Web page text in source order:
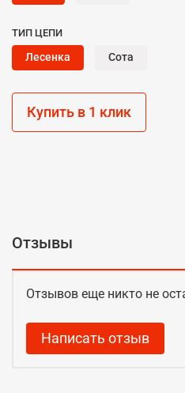
Купить в 1 клик
ТИП ЦЕПИ
Лесенка Сота
Отзывы
Отзывов еще никто не
Написать отзыв